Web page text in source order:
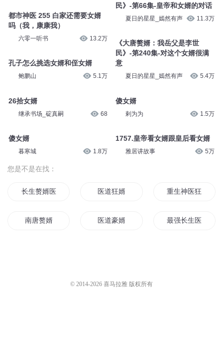
都市神医 255 白家还需要女婿
吗（我，康康我）
六零一听书 13.2万
孔子怎么挑选女婿和侄女婿
鲍鹏山 5.1万
26拾女婿
继承书场_碇真嗣 68
傻女婿
暮寒城 1.8万
民》-第66集-皇帝和女婿的对话
夏日的星星_嫣然有声 11.3万
《大唐赘婿：我岳父是李世
民》-第240集-对这个女婿很满
意
夏日的星星_嫣然有声 5.4万
傻女婿
剌为为 1.5万
1757.皇帝看女婿跟皇后看女婿
雅居讲故事 5万
您是不是在找：
长生赘婿医圣 医道狂婿 重生神医狂婿
南唐赘婿 医道豪婿 最强长生医婿
© 2014-2026 喜马拉雅 版权所有